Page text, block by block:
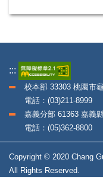
:::
校本部 33303 桃園市
電話：(03)211-
嘉義分部 61363 嘉義
電話：(05)362-
Copyright © 2020 Chang
All Rights Reserved.